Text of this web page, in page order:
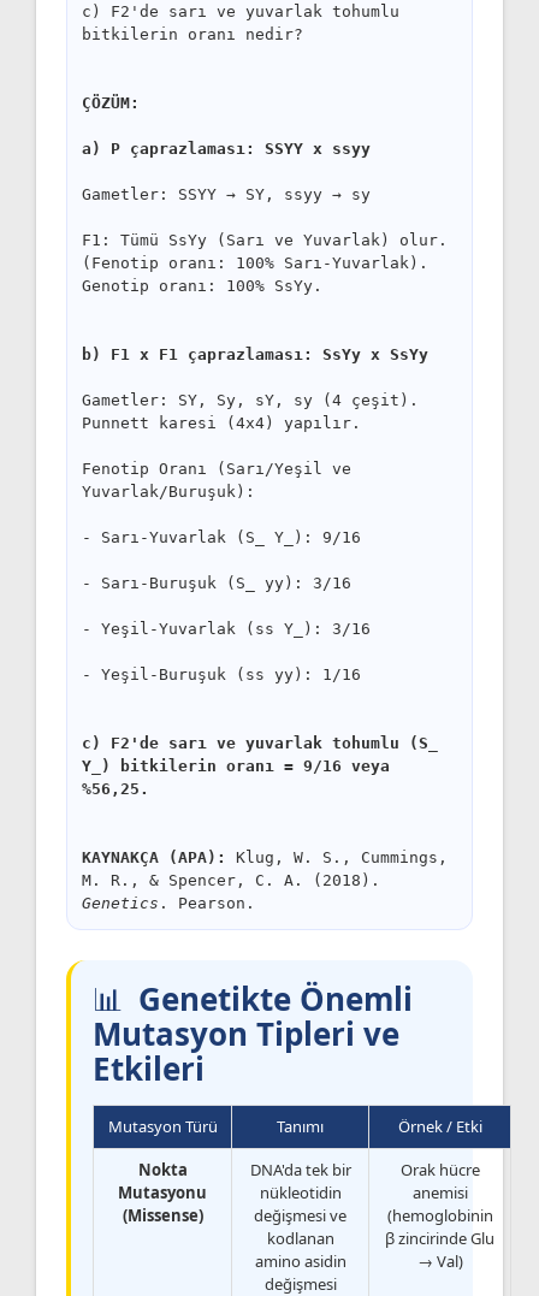
c) F2'de sarı ve yuvarlak tohumlu
bitkilerin oranı nedir?
ÇÖZÜM:
a) P çaprazlaması: SSYY x ssyy
Gametler: SSYY → SY, ssyy → sy
F1: Tümü SsYy (Sarı ve Yuvarlak) olur.
(Fenotip oranı: 100% Sarı-Yuvarlak).
Genotip oranı: 100% SsYy.
b) F1 x F1 çaprazlaması: SsYy x SsYy
Gametler: SY, Sy, sY, sy (4 çeşit).
Punnett karesi (4x4) yapılır.
Fenotip Oranı (Sarı/Yeşil ve
Yuvarlak/Buruşuk):
- Sarı-Yuvarlak (S_ Y_): 9/16
- Sarı-Buruşuk (S_ yy): 3/16
- Yeşil-Yuvarlak (ss Y_): 3/16
- Yeşil-Buruşuk (ss yy): 1/16
c) F2'de sarı ve yuvarlak tohumlu (S_
Y_) bitkilerin oranı = 9/16 veya
%56,25.
KAYNAKÇA (APA):
Klug, W. S., Cummings,
Genetics
Genetikte Önemli
Mutasyon Tipleri ve
Etkileri
Mutasyon Türü Tanımı
Örnek / Etki
Nokta
Mutasyonu
(Missense)
DNA'da tek bir
nükleotidin
değişmesi ve
kodlanan
amino asidin
değişmesi
Orak hücre
anemisi
(hemoglobinin
β zincirinde Glu
→ Val)